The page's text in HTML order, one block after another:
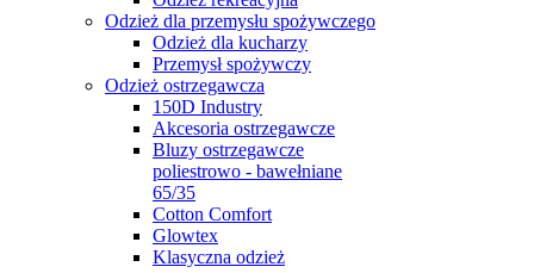
Odzież dla przemysłu spożywczego
Odzież dla kucharzy
Przemysł spożywczy
Odzież ostrzegawcza
150D Industry
Akcesoria ostrzegawcze
Bluzy ostrzegawcze
poliestrowo - bawełniane
65/35
Cotton Comfort
Glowtex
Klasyczna odzież